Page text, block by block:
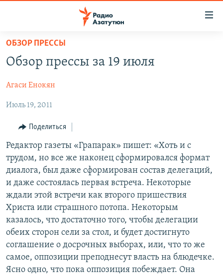
Перейти
основному
Перейти
навигации
поиску
ГЛАВНАЯ
НОВОСТИ
ПОЛИТИКА
ОБЩЕСТВО
ЭКОНОМИКА
РЕГИОН
НАГОРНЫЙ КАРАБАХ
СПОРТ
АРХИВ
Հայերեն
English
ОБЗОР ПРЕССЫ
Обзор прессы за 19 июля
Агаси Енокян
Июль 19, 2011
Поделиться
Редактор газеты «Грапарак» пишет: «Хоть и с
трудом, но все же наконец сформировался формат
диалога, был даже сформирован состав делегаций,
и даже состоялась первая встреча. Некоторые
ждали этой встречи как второго пришествия
Христа или страшного потопа. Некоторым
казалось, что достаточно того, чтобы делегации
обеих сторон сели за стол, и будет достигнуто
соглашение о досрочных выборах, или, что то же
самое, оппозиции преподнесут власть на блюдечке.
Ясно одно, что пока оппозиция побеждает. Она